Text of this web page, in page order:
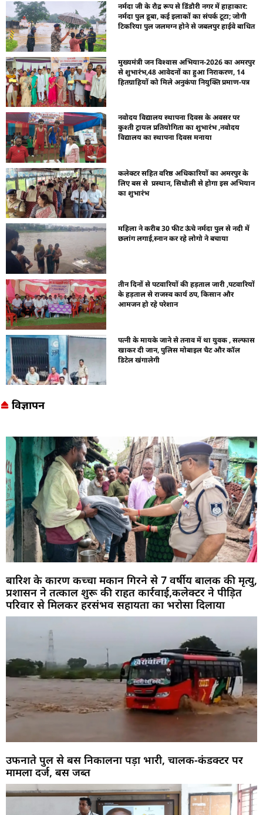
नर्मदा जी के रौद्र रूप से डिंडौरी नगर में हाहाकार:
नर्मदा पुल डूबा, कई इलाकों का संपर्क टूटा; जोगी
टिकरिया पुल जलमग्न होने से जबलपुर हाईवे बाधित
मुख्यमंत्री जन विश्वास अभियान-2026 का अमरपुर
से शुभारंभ,48 आवेदनों का हुआ निराकरण, 14
हितग्राहियों को मिले अनुकंपा नियुक्ति प्रमाण-पत्र
नवोदय विद्यालय स्थापना दिवस के अवसर पर
कुश्ती ट्रायल प्रतियोगिता का शुभारंभ ,नवोदय
विद्यालय का स्थापना दिवस मनाया
कलेक्टर सहित वरिष्ठ अधिकारियों का अमरपुर के
लिए बस से प्रस्थान, सिधौली से होगा इस अभियान
का शुभारंभ
महिला ने करीब 30 फीट ऊंचे नर्मदा पुल से नदी में
छलांग लगाई,स्नान कर रहे लोगो ने बचाया
तीन दिनों से पटवारियों की हड़ताल जारी ,पटवारियों
के हड़ताल से राजस्व कार्य ठप, किसान और
आमजन हो रहे परेशान
पत्नी के मायके जाने से तनाव में था युवक , सल्फास
खाकर दी जान, पुलिस मोबाइल चैट और कॉल
डिटेल खंगालेगी
विज्ञापन
बारिश के कारण कच्चा मकान गिरने से 7 वर्षीय बालक की मृत्यु,
प्रशासन ने तत्काल शुरू की राहत कार्रवाई,कलेक्टर ने पीड़ित
परिवार से मिलकर हरसंभव सहायता का भरोसा दिलाया
उफनाते पुल से बस निकालना पड़ा भारी, चालक-कंडक्टर पर
मामला दर्ज, बस जब्त